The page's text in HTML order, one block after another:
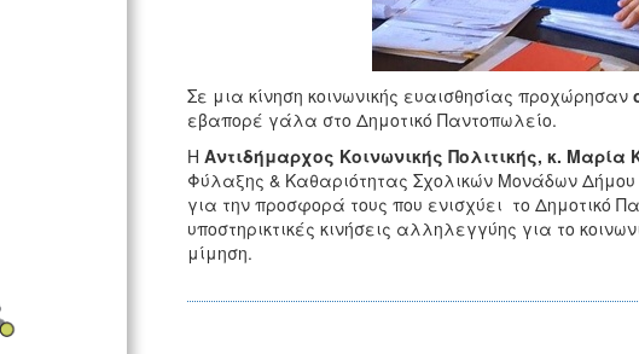
Σε μια κίνηση κοινωνικής ευαισθησίας προχώρησαν
εβαπορέ γάλα στο Δημοτικό Παντοπωλείο.
Η Αντιδήμαρχος Κοινωνικής Πολιτικής, κ.
Φύλαξης & Καθαριότητας Σχολικών Μονάδων
για την προσφορά τους που ενισχύει το Δημοτικό
υποστηρικτικές κινήσεις αλληλεγγύης για το
μίμηση.